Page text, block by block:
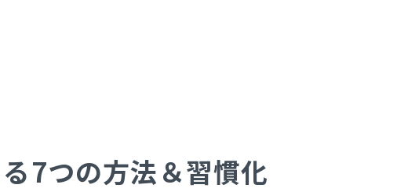
7つの方法＆習慣化